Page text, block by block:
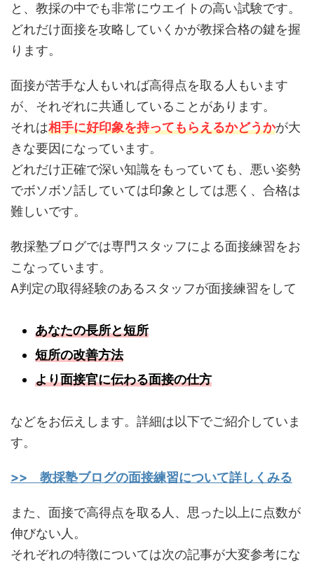
と、教採の中でも非常にウエイトの高い試験です。
どれだけ面接を攻略していくかが教採合格の鍵を握
ります。
面接が苦手な人もいれば高得点を取る人もいます
が、それぞれに共通していることがあります。
それは相手に好印象を持ってもらえるかどうかが大
きな要因になっています。
どれだけ正確で深い知識をもっていても、悪い姿勢
でボソボソ話していては印象としては悪く、合格は
難しいです。
教採塾ブログでは専門スタッフによる面接練習をお
こなっています。
A判定の取得経験のあるスタッフが面接練習をして
あなたの長所と短所
短所の改善方法
より面接官に伝わる面接の仕方
などをお伝えします。詳細は以下でご紹介していま
す。
>> 教採塾ブログの面接練習について詳しくみる
また、面接で高得点を取る人、思った以上に点数が
伸びない人。
それぞれの特徴については次の記事が大変参考にな